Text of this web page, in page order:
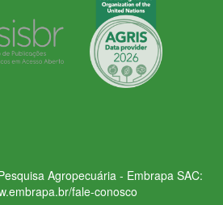
Agropecuária - Embrapa SAC:
fale-conosco